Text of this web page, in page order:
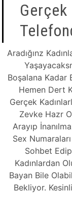
Gerçek
Aradığınz
Boşalana Kadar
Hemen Dert
Gerçek
Zevke Hazr
Arayıp
Sex
Sohbet
Kadınlardan
Bayan Bile
Bekliyor.